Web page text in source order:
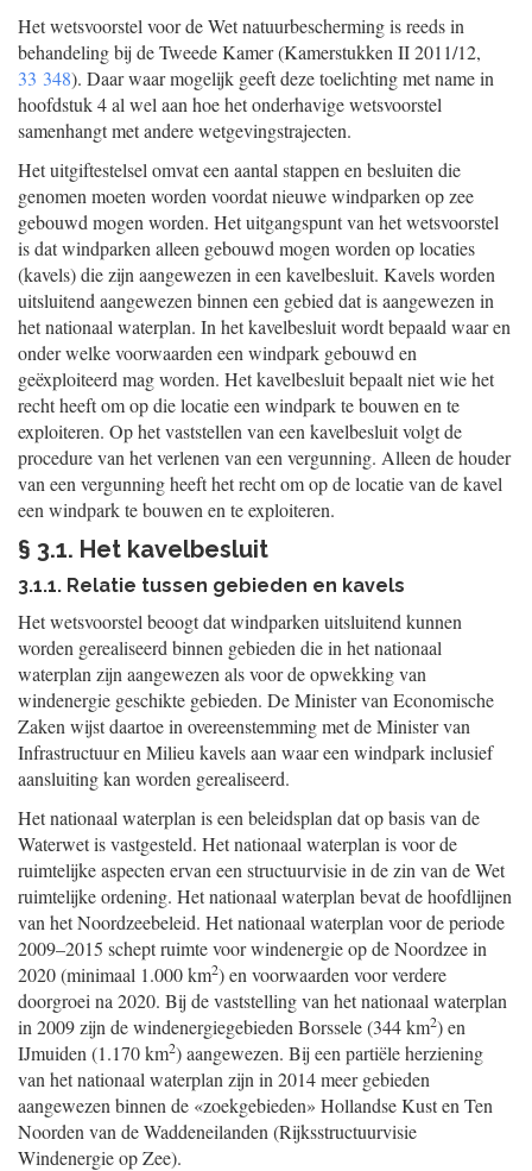
Het wetsvoorstel voor de Wet natuurbescherming is reeds in
behandeling bij de Tweede Kamer (Kamerstukken II 2011/12,
33 348). Daar waar mogelijk geeft deze toelichting met name in
hoofdstuk 4 al wel aan hoe het onderhavige wetsvoorstel
samenhangt met andere wetgevingstrajecten.
Het uitgiftestelsel omvat een aantal stappen en besluiten die
genomen moeten worden voordat nieuwe windparken op zee
gebouwd mogen worden. Het uitgangspunt van het wetsvoorstel
is dat windparken alleen gebouwd mogen worden op locaties
(kavels) die zijn aangewezen in een kavelbesluit. Kavels worden
uitsluitend aangewezen binnen een gebied dat is aangewezen in
het nationaal waterplan. In het kavelbesluit wordt bepaald waar en
onder welke voorwaarden een windpark gebouwd en
geëxploiteerd mag worden. Het kavelbesluit bepaalt niet wie het
recht heeft om op die locatie een windpark te bouwen en te
exploiteren. Op het vaststellen van een kavelbesluit volgt de
procedure van het verlenen van een vergunning. Alleen de houder
van een vergunning heeft het recht om op de locatie van de kavel
een windpark te bouwen en te exploiteren.
§ 3.1. Het kavelbesluit
3.1.1. Relatie tussen gebieden en kavels
Het wetsvoorstel beoogt dat windparken uitsluitend kunnen
worden gerealiseerd binnen gebieden die in het nationaal
waterplan zijn aangewezen als voor de opwekking van
windenergie geschikte gebieden. De Minister van Economische
Zaken wijst daartoe in overeenstemming met de Minister van
Infrastructuur en Milieu kavels aan waar een windpark inclusief
aansluiting kan worden gerealiseerd.
Het nationaal waterplan is een beleidsplan dat op basis van de
Waterwet is vastgesteld. Het nationaal waterplan is voor de
ruimtelijke aspecten ervan een structuurvisie in de zin van de Wet
ruimtelijke ordening. Het nationaal waterplan bevat de hoofdlijnen
van het Noordzeebeleid. Het nationaal waterplan voor de periode
2009–2015 schept ruimte voor windenergie op de Noordzee in
2020 (minimaal 1.000 km2) en voorwaarden voor verdere
doorgroei na 2020. Bij de vaststelling van het nationaal waterplan
in 2009 zijn de windenergiegebieden Borssele (344 km2) en
IJmuiden (1.170 km2) aangewezen. Bij een partiële herziening
van het nationaal waterplan zijn in 2014 meer gebieden
aangewezen binnen de «zoekgebieden» Hollandse Kust en Ten
Noorden van de Waddeneilanden (Rijksstructuurvisie
Windenergie op Zee).